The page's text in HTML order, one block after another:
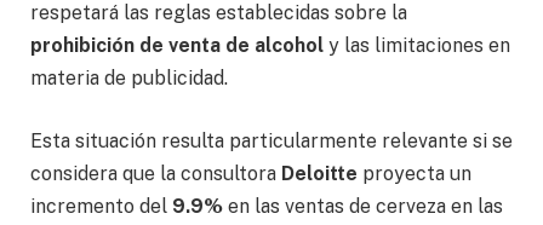
respetará las reglas establecidas sobre la
prohibición de venta de alcohol y las limitaciones en
materia de publicidad.
Esta situación resulta particularmente relevante si se
considera que la consultora Deloitte proyecta un
incremento del 9.9% en las ventas de cerveza en las